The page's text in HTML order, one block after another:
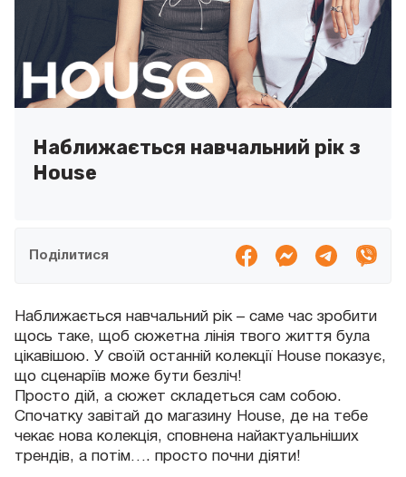
Наближається навчальний рік з
House
Поділитися
Наближається навчальний рік – саме час зробити
щось таке, щоб сюжетна лінія твого життя була
цікавішою. У своїй останній колекції House показує,
що сценаріїв може бути безліч!
Просто дій, а сюжет складеться сам собою.
Спочатку завітай до магазину House, де на тебе
чекає нова колекція, сповнена найактуальніших
трендів, а потім…. просто почни діяти!